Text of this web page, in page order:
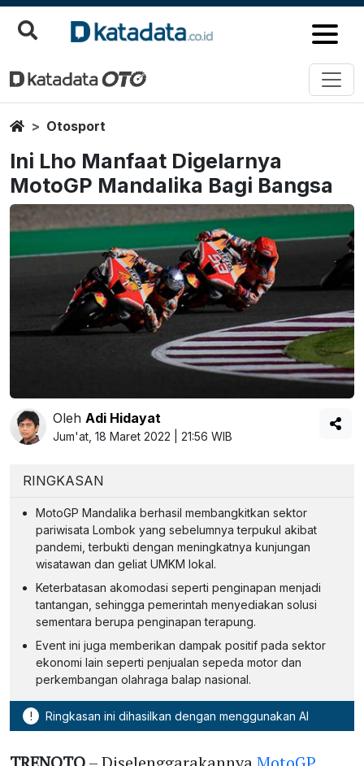
HomeOtosport
Ini Lho Manfaat Digelarnya
MotoGP Mandalika Bagi Bangsa
Oleh Adi Hidayat
Jum'at, 18 Maret 2022 | 21:56 WIB
RINGKASAN
MotoGP Mandalika berhasil membangkitkan sektor
pariwisata Lombok yang sebelumnya terpukul akibat
pandemi, terbukti dengan meningkatnya kunjungan
wisatawan dan geliat UMKM lokal.
Keterbatasan akomodasi seperti penginapan menjadi
tantangan, sehingga pemerintah menyediakan solusi
sementara berupa penginapan terapung.
Event ini juga memberikan dampak positif pada sektor
ekonomi lain seperti penjualan sepeda motor dan
perkembangan olahraga balap nasional.
! Ringkasan ini dihasilkan dengan menggunakan AI